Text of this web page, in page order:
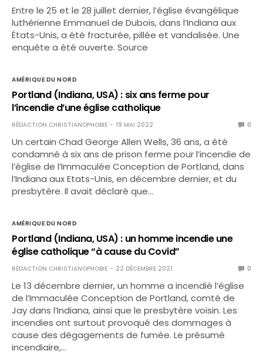
Entre le 25 et le 28 juillet dernier, l’église évangélique
luthérienne Emmanuel de Dubois, dans l’Indiana aux
États-Unis, a été fracturée, pillée et vandalisée. Une
enquête a été ouverte. Source
AMÉRIQUE DU NORD
Portland (Indiana, USA) : six ans ferme pour
l’incendie d’une église catholique
RÉDACTION CHRISTIANOPHOBIE 19 MAI 2022 0
Un certain Chad George Allen Wells, 36 ans, a été
condamné à six ans de prison ferme pour l’incendie de
l’église de l’Immaculée Conception de Portland, dans
l’Indiana aux Etats-Unis, en décembre dernier, et du
presbytère. Il avait déclaré que…
AMÉRIQUE DU NORD
Portland (Indiana, USA) : un homme incendie une
église catholique “à cause du Covid”
RÉDACTION CHRISTIANOPHOBIE 22 DÉCEMBRE 2021 0
Le 13 décembre dernier, un homme a incendié l’église
de l’Immaculée Conception de Portland, comté de
Jay dans l’Indiana, ainsi que le presbytère voisin. Les
incendies ont surtout provoqué des dommages à
cause des dégagements de fumée. Le présumé
incendiaire,…